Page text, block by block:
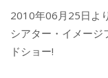
2010年06月25日よ
シアター・イメージ
ドショー!